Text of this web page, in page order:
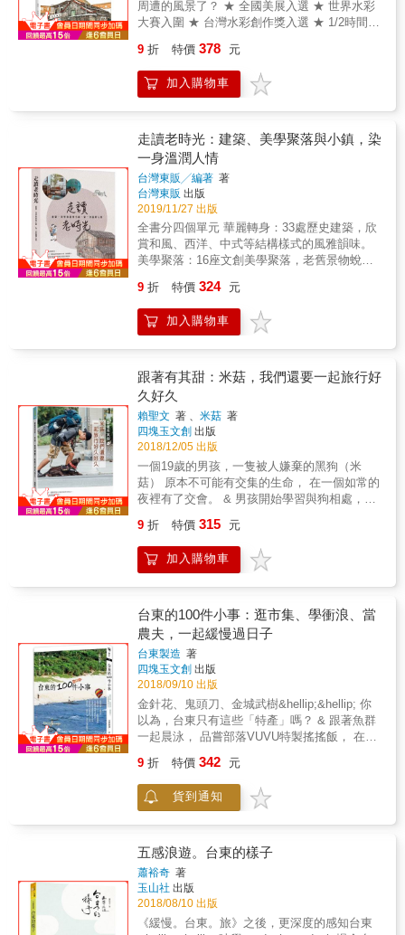
包客，68天1046公里的徒步環島即使走得跌跌
撞撞，也順利走完這趟行程。 ※以沙發衝浪的
方式開啟這趟環島旅行，帶來自己與路上遇到
索寶島新風貌◢ 跟上老謝的捷兔快腳，走進台
灣蔥鬱絕美的山林步道。 ◤吃吧！嘗試寶島新
風味◢ 緊隨老謝的老饕嘴，嘗遍台灣每個角落
老謝的銳利鷹眼，解析台灣投資趨勢與社會發
展。 ---北中南東、山林海景，哪裡最有台灣
味，哪裡最對味！--- ➤向北：上七星山，下北
一高峰、露天溫泉，還是綿延的海岸線， 不需
舟車勞頓都能抵達，最適合輕鬆享受慢活的生
活態度。 ➤中道：登合歡山、涉濁水溪，每一
步都是思鄉尋根！ 無論是日月潭、合歡山，還
是遠東第一大鐵橋西螺大橋， 台灣山水有美
景、有故事，等著你我找回它獨特的美感。 ➤
之南：吃巷弄美食，看企業轉型，品嘗濃濃人
情味！ 除了老饕珍饈展現的台菜底蘊，還有從
高手各出奇招，打造結合深具特色的在地經
濟。 ➤東行：走花東縱谷；離島登澎湖，享受
神清氣爽的美景！ 見見瑞穗乳牛、看看龍田綠
色隧道、聽聽奉獻一生的感人故事。 激盪在地
文化與原民風情，人人都是守護台灣的天使。
周遭的風景了？ ★ 全國美展入選 ★ 世界水彩
大賽入圍 ★ 台灣水彩創作獎入選 ★ 1/2時間是
致維，隨著佐藤春夫的文學足跡， 用畫筆，慢
慢刻劃出風景的深度。 各界感動推薦（按姓名
筆劃排列） 作家、浩克慢遊節目主持人 王浩一
偉 小日子雜誌發行人 劉冠吟 行動一人郵遞 鄭
培哲 《街屋台灣》作者 鄭開翔 用閱讀，帶著
我們旅行。 二〇一八年，林致維在台南的大街
小巷穿梭，留下一幅幅引人入勝的「小風
景」，然而，卻有半年時間，一直都沒有新的
創作靈感。然後，他遇上了佐藤春夫的《殖民
地之旅》。 一九二〇年，佐藤春夫受朋友邀
請，來到這座熱帶島嶼排解東京生活的苦悶，
找尋心靈的自由。最後，他為這段旅程訴諸文
字，我們得以窺見日本時代台灣豐沛的人文風
出腳步、讓靈感帶著他走，期待下一場相遇，
給予他創作的能量。這些地方，或許是家門外
的小巷弄、不熟悉的社區、某個名不見經傳的
陌生，透過慢步與漫談，譜出他旅行的旋律。
慢慢來，其實你看到的更多 旅行的意義，不在
當下的覽勝、買賣、吃喝，而是記憶的積累與
反芻。當我們改變自己的節奏，調整觀看的視
角，慢慢看見簡單風景裡複雜的歷史一層又一
層。 以畫家的步伐，從北到南，林致維走訪了
台灣最不為人知的景緻。他要告訴我們，不須
擔心錯過了大眾的景點，真正烙印在心頭的，
治癒我們生活的疲憊。畫筆，就是一扇心靈的
窗，他以自己的「慢」，一筆一筆訴說旅行的
故事，跟我們分享許多教人回味再三的地方
人、地方事。 現在，以「心」去踏查， 用畫，
成為認識台灣的新方式。 &
9 折 特價 378 元
加入購物車
走讀老時光：建築、美學聚落與小鎮，染
一身溫潤人情
台灣東販╱編著 著
台灣東販 出版
2019/11/27 出版
全書分四個單元 華麗轉身：33處歷史建築，欣
賞和風、西洋、中式等結構樣式的風雅韻味。
美學聚落：16座文創美學聚落，老舊景物蛻變
食，不只舌尖上的享味，還有美感空間的品
賞。 小鎮玩味：8個小鎮，饒富自然與人文
之美，拾一段清清雅雅的五感之旅。 本書特色
美學聚落、人情濃郁的小鎮、尋味老屋食飲，
從中感受懷舊的、溫柔的、慢調的靜好時光。
9 折 特價 324 元
加入購物車
跟著有其甜：米菇，我們還要一起旅行好
久好久
賴聖文 著 、米菇 著
四塊玉文創 出版
2018/12/05 出版
一個19歲的男孩，一隻被人嫌棄的黑狗（米
菇） 原本不可能有交集的生命， 在一個如常的
夜裡有了交會。 & 男孩開始學習與狗相處，米
剩2年壽命， 也要一起去旅行。 & 於是，一人
一狗，一只背包，一個滑板，出發！ 因為愛，
更因為不想有遺憾，所以必須啟程。 本書特色
身上的腫瘤，又接收到了醫生宣判只剩2年壽命
的噩耗。一人一狗，沒有放棄、沒有折返，就
地休養完成後，取消了旅行期限，為了讓米菇
最後的生命，有美好的回憶，決定繼續旅行，
直到走不動為止，因為愛，不容有遺憾。如果
你有毛孩子，請在遺憾發生之前，開啟屬於你
們的旅程。 & ●米菇，讓旅行一天比一天萌 只
要到戶外就開心到極點的米菇，最擅長的就是
在各種地面上打滾，以及擺攤。此外，旅行途
中不管是坐在貨車後，或是在午夜路邊攔車，
安撫了主人，更讓整趟旅行萌度上升。 & ●搭
便車、沙發衝浪、夜宿校園，考驗旅行中的人
性 在路邊伸出手、豎起大拇指攔車，換來的卻
校園，沒有美景，只有冷到無法入眠的困境。
但也有人願意付出時間，即使要繞路回家也願
意相伴一程。唯有這樣的旅行，才能體現人性
的細膩與感動。
9 折 特價 315 元
加入購物車
台東的100件小事：逛市集、學衝浪、當
農夫，一起緩慢過日子
台東製造 著
四塊玉文創 出版
2018/09/10 出版
金針花、鬼頭刀、金城武樹&hellip;&hellip; 你
以為，台東只有這些「特產」嗎？ & 跟著魚群
一起晨泳， 品嘗部落VUVU特製搖搖飯， 在山
海&hellip;&hellip; 透過在地人推薦的100件小
事， 帶你玩不一樣的台東，學習正港的慢活。
旅行，本來就是體驗另一種生活。 跟著在地人
嘗台式下午茶，吃遍小吃集散地有夠幸福， 被
返鄉遊子與移居青年的咖啡夢閃到感動淚流
&hellip;&hellip; 在這片美好的土地上， 用不一
樣的玩法，體驗最接地氣的100件小事， 這，
就是台東的慢生活。 本書特色 ◎100件在地小
事，帶你當一回台東人！ 你以為的台東，不只
9 折 特價 342 元
貨到通知
五感浪遊。台東的樣子
蕭裕奇 著
玉山社 出版
2018/08/10 出版
《緩慢。台東。旅》之後，更深度的感知台東